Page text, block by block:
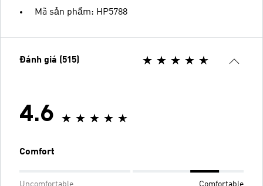
Mã sản phẩm: HP5788
Đánh giá (515)
4.6
Comfort
Uncomfortable Comfortable